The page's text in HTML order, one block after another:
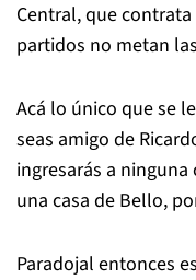
Central, que
partidos no metan
Acá lo único que se
seas amigo de
ingresarás a
una casa de Bello,
Paradojal entonces